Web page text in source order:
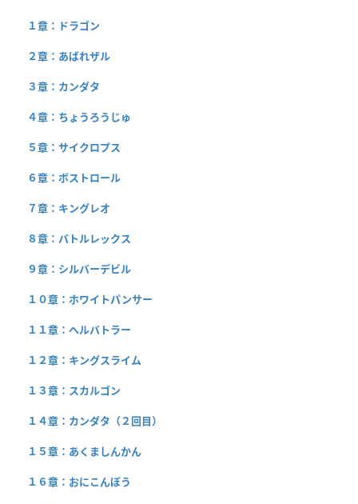
１章：ドラゴン
２章：あばれザル
３章：カンダタ
４章：ちょうろうじゅ
５章：サイクロプス
６章：ボストロール
７章：キングレオ
８章：バトルレックス
９章：シルバーデビル
１０章：ホワイトパンサー
１１章：ヘルバトラー
１２章：キングスライム
１３章：スカルゴン
１４章：カンダタ（２回目）
１５章：あくましんかん
１６章：おにこんぼう